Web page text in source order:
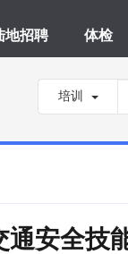
地招聘 体检
培训
通安全技